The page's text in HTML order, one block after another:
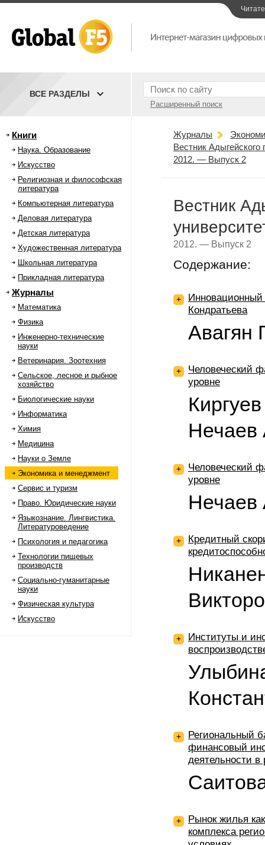
Расширенный поиск
ВСЕ РАЗДЕЛЫ
Книги
Наука. Образование
Искусство
Религиозная и философская
литература
Компьютерная литература
Деловая литература
Детская литература
Художественная литература
Школьная литература
Прикладная литература
Журналы
Математика
Физика
Инженерно-технические
науки
Ветеринария. Зоотехния
Сельское, лесное и рыбное
хозяйство
Биологические науки
Информатика
Химия
Медицина
Науки о Земле
Экономика и менеджмент
Сервис и туризм
Право. Юридические науки
Языкознание. Лингвистика.
Литературоведение
Психология и педагогика
Технологии пищевых
производств
Социально-гуманитарные
науки
Физическая культура
Искусство
Журналы
Вестник Адыгейского
2012. — Выпуск 2
Вестник
2012. — Выпуск 2
Содержание:
+
Кондратьева
Авагян
+
Человеческий
уровне
Нечаев
+
Человеческий
уровне
Нечаев
+
Кредитный
+
Институты и
+
Региональный
финансовый
деятельности в
+
Рынок жилья
комплекса